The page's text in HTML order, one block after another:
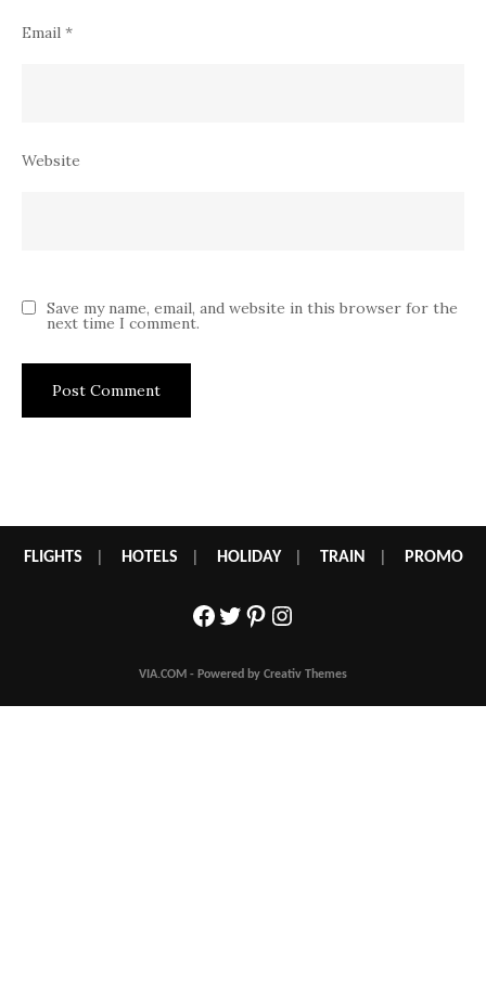
Email *
Website
Save my name, email, and website in this browser for the
next time I comment.
FLIGHTS HOTELS HOLIDAY| TRAIN PROMO
Facebook
Twitter
Pinterest
Instagram
VIA.COM - Powered by Creativ Themes